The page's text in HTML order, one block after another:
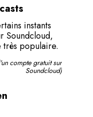
instants
Soundcloud,
populaire.
compte gratuit sur
Soundcloud)